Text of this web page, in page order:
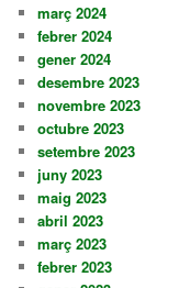
març 2024
febrer 2024
gener 2024
desembre 2023
novembre 2023
octubre 2023
setembre 2023
juny 2023
maig 2023
abril 2023
març 2023
febrer 2023